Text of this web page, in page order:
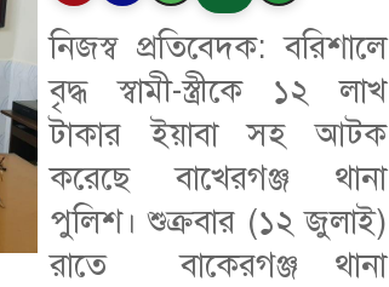
নিজস্ব প্রতিবেদক: বরিশালে
বৃদ্ধ স্বামী-স্ত্রীকে ১২ লাখ
টাকার ইয়াবা সহ আটক
করেছে বাখেরগঞ্জ থানা
পুলিশ। শুক্রবার (১২ জুলাই)
রাতে বাকেরগঞ্জ থানা